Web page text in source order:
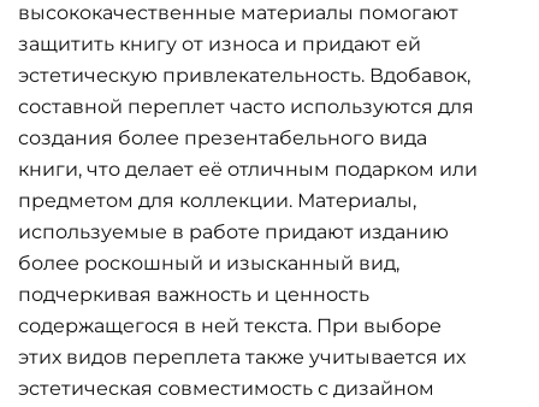
высококачественные материалы помогают
защитить книгу от износа и придают ей
эстетическую привлекательность. Вдобавок,
составной переплет часто используются для
создания более презентабельного вида
книги, что делает её отличным подарком или
предметом для коллекции. Материалы,
используемые в работе придают изданию
более роскошный и изысканный вид,
подчеркивая важность и ценность
содержащегося в ней текста. При выборе
этих видов переплета также учитывается их
эстетическая совместимость с дизайном